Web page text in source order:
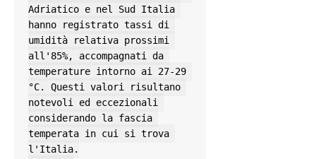
Adriatico e nel Sud Italia
hanno registrato tassi di
umidità relativa prossimi
all'85%, accompagnati da
temperature intorno ai 27-29
°C. Questi valori risultano
notevoli ed eccezionali
considerando la fascia
temperata in cui si trova
l'Italia.